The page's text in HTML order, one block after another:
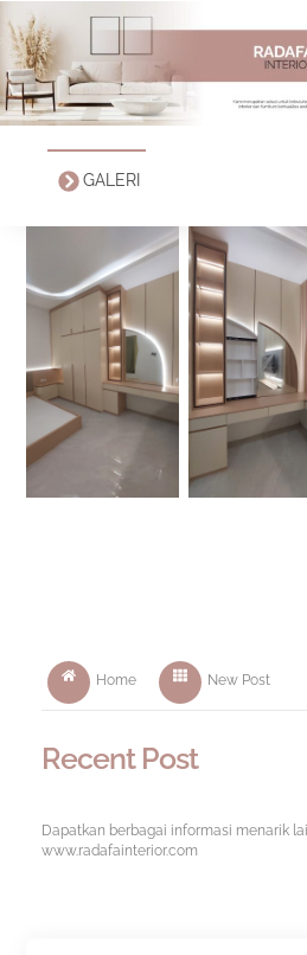
GALERI
Home New Post
Recent Post
Dapatkan berbagai informasi menarik
www.radafainterior.com